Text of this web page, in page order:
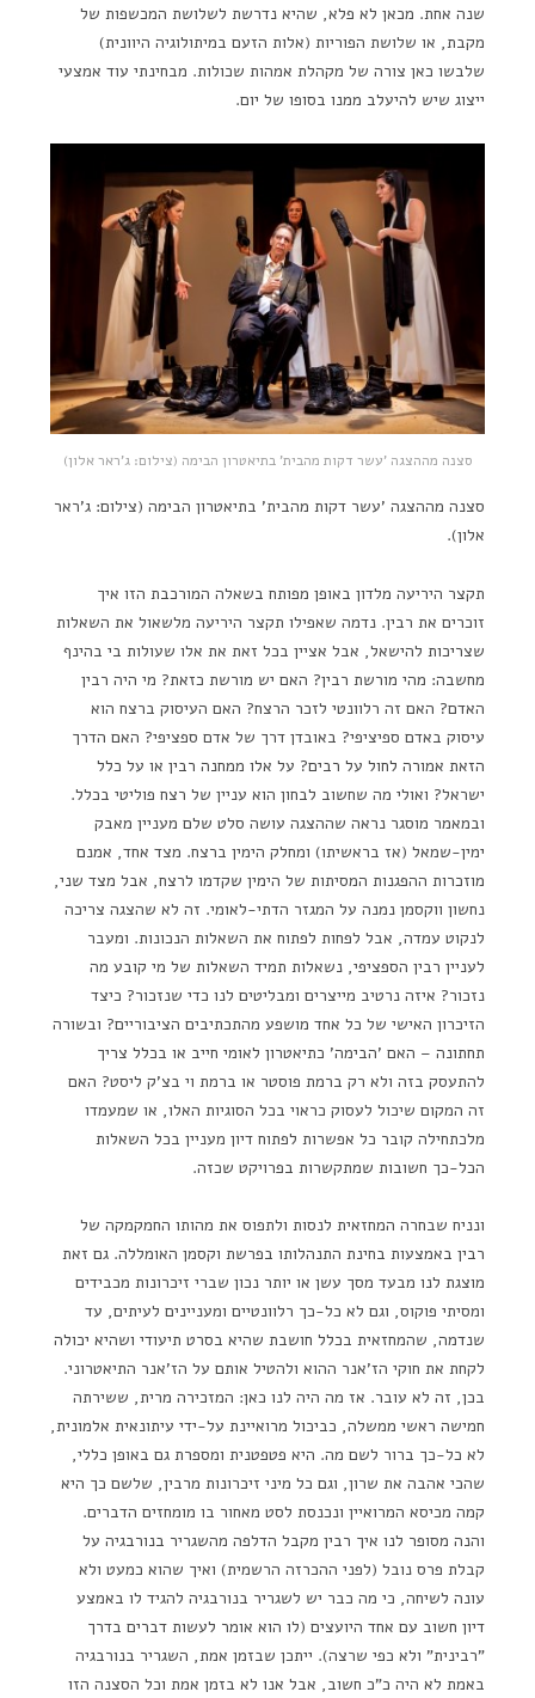
שנה אחת. מכאן לא פלא, שהיא נדרשת לשלושת המכשפות של
מקבת, או שלושת הפוריות (אלות הזעם במיתולוגיה היוונית)
שלבשו כאן צורה של מקהלת אמהות שכולות. מבחינתי עוד אמצעי
ייצוג שיש להיעלב ממנו בסופו של יום.
סצנה מההצגה 'עשר דקות מהבית' בתיאטרון הבימה (צילום: ג'ראר אלון)
סצנה מההצגה 'עשר דקות מהבית' בתיאטרון הבימה (צילום: ג'ראר
אלון).
תקצר היריעה מלדון באופן מפותח בשאלה המורכבת הזו איך
זוכרים את רבין. נדמה שאפילו תקצר היריעה מלשאול את השאלות
שצריכות להישאל, אבל אציין בכל זאת את אלו שעולות בי בהינף
מחשבה: מהי מורשת רבין? האם יש מורשת כזאת? מי היה רבין
האדם? האם זה רלוונטי לזכר הרצח? האם העיסוק ברצח הוא
עיסוק באדם ספיציפי? באובדן דרך של אדם ספציפי? האם הדרך
הזאת אמורה לחול על רבים? על אלו ממחנה רבין או על כלל
ישראל? ואולי מה שחשוב לבחון הוא עניין של רצח פוליטי בכלל.
ובמאמר מוסגר נראה שההצגה עושה סלט שלם מעניין מאבק
ימין-שמאל (אז בראשיתו) ומחלק הימין ברצח. מצד אחד, אמנם
מוזכרות ההפגנות המסיתות של הימין שקדמו לרצח, אבל מצד שני,
נחשון ווקסמן נמנה על המגזר הדתי-לאומי. זה לא שהצגה צריכה
לנקוט עמדה, אבל לפחות לפתוח את השאלות הנכונות. ומעבר
לעניין רבין הספציפי, נשאלות תמיד השאלות של מי קובע מה
נזכור? איזה נרטיב מייצרים ומבליטים לנו כדי שנזכור? כיצד
הזיכרון האישי של כל אחד מושפע מהתכתיבים הציבוריים? ובשורה
תחתונה – האם 'הבימה' כתיאטרון לאומי חייב או בכלל צריך
להתעסק בזה ולא רק ברמת פוסטר או ברמת וי בצ'ק ליסט? האם
זה המקום שיכול לעסוק כראוי בכל הסוגיות האלו, או שמעמדו
מלכתחילה קובר כל אפשרות לפתוח דיון מעניין בכל השאלות
הכל-כך חשובות שמתקשרות בפרויקט שכזה.
ונניח שבחרה המחזאית לנסות ולתפוס את מהותו החמקמקה של
רבין באמצעות בחינת התנהלותו בפרשת וקסמן האומללה. גם זאת
מוצגת לנו מבעד מסך עשן או יותר נכון שברי זיכרונות מכבידים
ומסיתי פוקוס, וגם לא כל-כך רלוונטיים ומעניינים לעיתים, עד
שנדמה, שהמחזאית בכלל חושבת שהיא בסרט תיעודי ושהיא יכולה
לקחת את חוקי הז'אנר ההוא ולהטיל אותם על הז'אנר התיאטרוני.
בכן, זה לא עובר. אז מה היה לנו כאן: המזכירה מרית, ששירתה
חמישה ראשי ממשלה, כביכול מרואיינת על-ידי עיתונאית אלמונית,
לא כל-כך ברור לשם מה. היא פטפטנית ומספרת גם באופן כללי,
שהכי אהבה את שרון, וגם כל מיני זיכרונות מרבין, שלשם כך היא
קמה מכיסא המרואיין ונכנסת לסט מאחור בו מומחזים הדברים.
והנה מסופר לנו איך רבין מקבל הדלפה מהשגריר בנורבגיה על
קבלת פרס נובל (לפני ההכרזה הרשמית) ואיך שהוא כמעט ולא
עונה לשיחה, כי מה כבר יש לשגריר בנורבגיה להגיד לו באמצע
דיון חשוב עם אחד היועצים (לו הוא אומר לעשות דברים בדרך
"רבינית" ולא כפי שרצה). ייתכן שבזמן אמת, השגריר בנורבגיה
באמת לא היה כ"כ חשוב, אבל אנו לא בזמן אמת וכל הסצנה הזו